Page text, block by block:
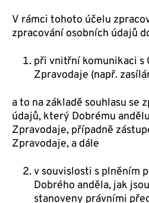
V rámci tohoto účelu
zpracování osobních údajů
při vnitřní komunikaci s
Zpravodaje (např.
a to na základě souhlasu se
údajů, který Dobrému
Zpravodaje, případně
Zpravodaje, a dále
v souvislosti s plněním
Dobrého anděla, jak
stanoveny právními